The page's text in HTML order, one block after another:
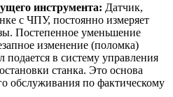
инструмента: Датчик,
с ЧПУ, постоянно измеряет
Постепенное уменьшение
изменение (поломка)
подается в систему управления
станка. Это основа
обслуживания по фактическому